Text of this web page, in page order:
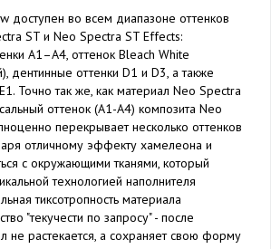
доступен во всем диапазоне оттенков
ST и Neo Spectra ST Effects:
A1–A4, оттенок Bleach White
дентинные оттенки D1 и D3, а также
Точно так же, как материал Neo Spectra
оттенок (А1-А4) композита Neo
перекрывает несколько оттенков
отличному эффекту хамелеона и
с окружающими тканями, который
технологией наполнителя
тиксотропность материала
"текучести по запросу" - после
не растекается, а сохраняет свою форму